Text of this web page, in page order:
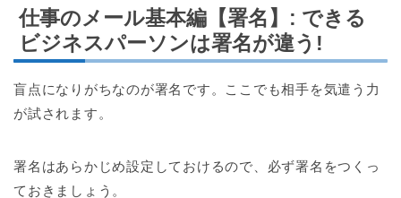
仕事のメール基本編【署名】: できる
ビジネスパーソンは署名が違う!
盲点になりがちなのが署名です。ここでも相手を気遣う力
が試されます。
署名はあらかじめ設定しておけるので、必ず署名をつくっ
ておきましょう。